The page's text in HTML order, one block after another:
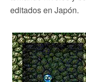
editados en Japón.